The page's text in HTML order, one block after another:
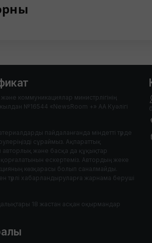
коммуникациялар министрлігінің
№16544 «NewsRoom +» АА Куәлігі
пайдаланғанда міндетті түрде
сұраймыз. Ақпараттық
авторлық және басқа да құқықтар
ескертеміз. Автордың жеке
көзқарасы болып саналмайды.
түрлі хабарландыруларға жарнама беруші
18 жастан асқан оқырмандар